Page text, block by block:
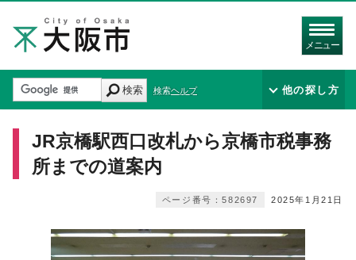
メニュー
検索 検索ヘルプ 他の探し方
JR京橋駅西口改札から京橋市税事務
所までの道案内
2025年1月21日
ページ番号：582697